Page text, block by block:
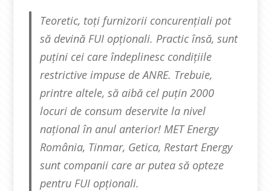
Teoretic, toți furnizorii concurențiali pot
să devină FUI opționali. Practic însă, sunt
puțini cei care îndeplinesc condițiile
restrictive impuse de ANRE. Trebuie,
printre altele, să aibă cel puțin 2000
locuri de consum deservite la nivel
național în anul anterior! MET Energy
România, Tinmar, Getica, Restart Energy
sunt companii care ar putea să opteze
pentru FUI opționali.